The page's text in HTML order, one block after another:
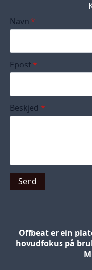
Navn *
Epost *
Beskjed *
Send
Offbeat er ein
hovudfokus på